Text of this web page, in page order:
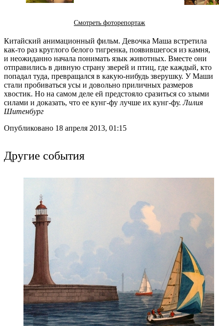
Смотреть фоторепортаж
Китайский анимационный фильм. Девочка Маша встретила
как-то раз круглого белого тигренка, появившегося из камня,
и неожиданно начала понимать язык животных. Вместе они
отправились в дивную страну зверей и птиц, где каждый, кто
попадал туда, превращался в какую-нибудь зверушку. У Маши
стали пробиваться усы и довольно приличных размеров
хвостик. Но на самом деле ей предстояло сразиться со злыми
силами и доказать, что ее кунг-фу лучше их кунг-фу.Лилия
Шитенбург
Опубликовано 18 апреля 2013, 01:15
Другие события